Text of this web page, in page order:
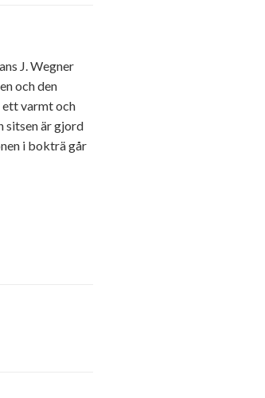
J. Wegner
och den
ett varmt och
sitsen är gjord
i bokträ går